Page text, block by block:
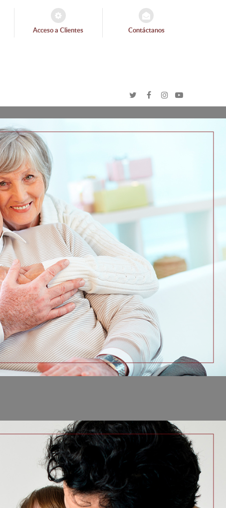
Acceso a Clientes Contáctanos